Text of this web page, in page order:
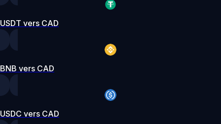
USDT vers CAD
BNB vers CAD
USDC vers CAD